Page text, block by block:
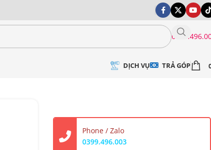
DỊCH VỤ TRẢ GÓP
Phone / Zalo
0399.496.003